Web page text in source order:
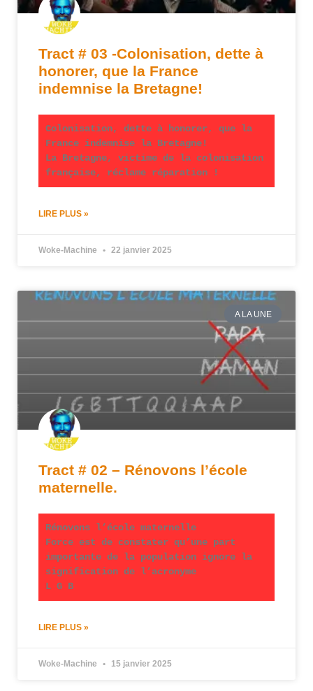
Tract # 03 -Colonisation, dette à
honorer, que la France
indemnise la Bretagne!
Colonisation, dette à honorer, que la
France indemnise la Bretagne!
La Bretagne, victime de la colonisation
française, réclame réparation !
LIRE PLUS »
Woke-Machine 22 janvier 2025
A LA UNE
Tract # 02 – Rénovons l’école
maternelle.
Rénovons l’école maternelle
Force est de constater qu’une part
importante de la population ignore la
signification de l’acronyme
L G B
LIRE PLUS »
Woke-Machine 15 janvier 2025